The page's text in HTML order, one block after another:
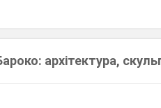
архітектура,